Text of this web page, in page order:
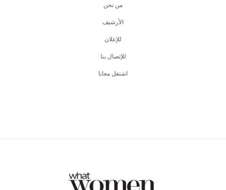
من نحن
اﻷرشيف
للإعلان
للإتصال بنا
اشتغل معانا